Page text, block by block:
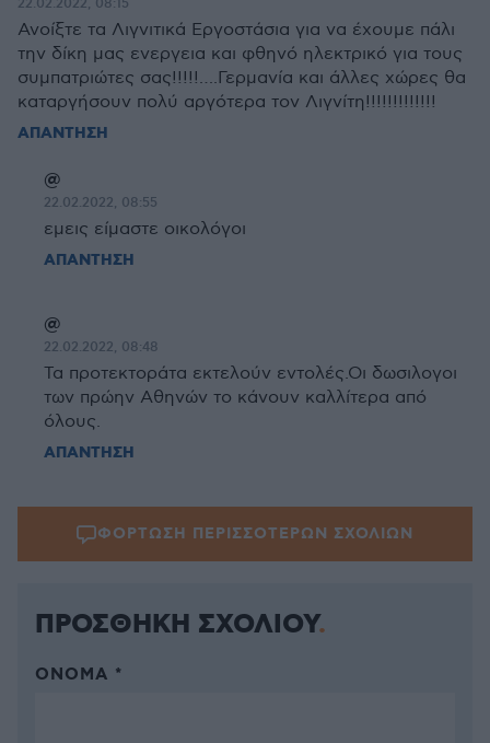
22.02.2022, 08:15
Ανοίξτε τα Λιγνιτικά Εργοστάσια για να έχουμε πάλι
την δίκη μας ενεργεια και φθηνό ηλεκτρικό για τους
συμπατριώτες σας!!!!!….Γερμανία και άλλες χώρες θα
καταργήσουν πολύ αργότερα τον Λιγνίτη!!!!!!!!!!!!!
ΑΠΑΝΤΗΣΗ
@
22.02.2022, 08:55
εμεις είμαστε οικολόγοι
ΑΠΑΝΤΗΣΗ
@
22.02.2022, 08:48
Τα προτεκτοράτα εκτελούν εντολές.Οι δωσιλογοι
των πρώην Αθηνών το κάνουν καλλίτερα από
όλους.
ΑΠΑΝΤΗΣΗ
ΦΟΡΤΩΣΗ ΠΕΡΙΣΣΟΤΕΡΩΝ ΣΧΟΛΙΩΝ
ΠΡΟΣΘΗΚΗ ΣΧΟΛΙΟΥ
ΌΝΟΜΑ *